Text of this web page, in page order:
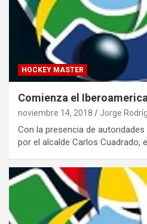
HOCKEY MASTER
Comienza el
noviembre 14, 2018 Jorge
Con la presencia de
por el alcalde Carlos Cuadrado,